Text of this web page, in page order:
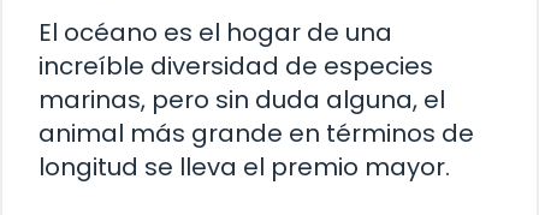
El océano es el hogar de una
increíble diversidad de especies
marinas, pero sin duda alguna, el
animal más grande en términos de
longitud se lleva el premio mayor.